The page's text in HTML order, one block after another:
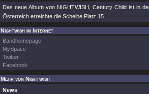
Das neue Album von NIGHTWISH, Century Child ist in
Österreich erreichte die Scheibe Platz 15.
Nightwish im Internet
Bandhomepage
MySpace
Twitter
Facebook
Mehr von Nightwish
News